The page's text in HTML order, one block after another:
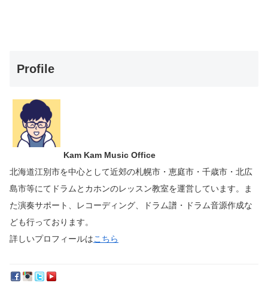
Profile
Kam Kam Music Office
北海道江別市を中心として近郊の札幌市・恵庭市・千歳市・北広
島市等にて ドラムとカホンのレッスン教室を運営しています。
ま
た演奏サポート、レコーディング、ドラム譜・ドラム音源作成な
ども行っております。
詳しいプロフィールはこちら